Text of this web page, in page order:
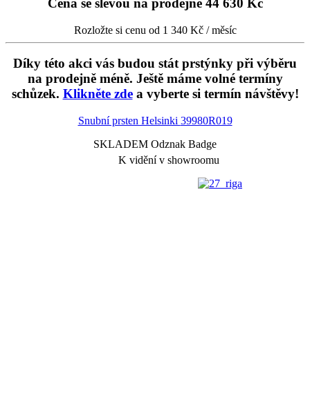
Cena se slevou na prodejně 44 630 Kč
Rozložte si cenu od 1 340 Kč / měsíc
Díky této akci vás budou stát prstýnky při výběru
na prodejně méně. Ještě máme volné termíny
schůzek. Klikněte zdea vyberte si termín návštěvy!
Snubní prsten Helsinki 39980R019
SKLADEM Odznak Badge
K vidění v showroomu